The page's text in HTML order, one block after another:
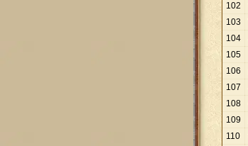
102
103
104
105
106
107
108
109
110